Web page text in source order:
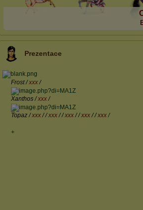
Prezentace